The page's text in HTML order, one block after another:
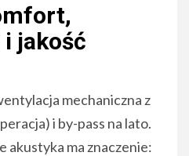
jakość
mechaniczna z
i by-pass na lato.
akustyka ma znaczenie: